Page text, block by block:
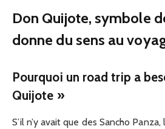
Don Quijote, symbole
donne du sens au
Pourquoi un road trip a
Quijote »
S’il n’y avait que des Sancho